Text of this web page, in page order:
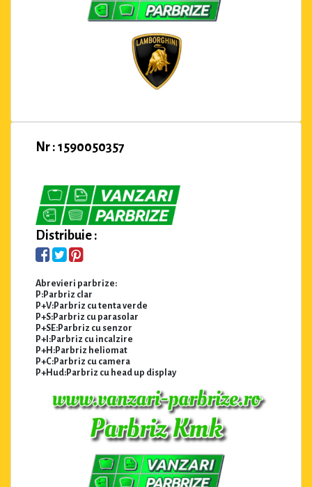
Nr : 1590050357
Distribuie :
Abrevieri parbrize:
P:Parbriz clar
P+V:Parbriz cu tenta verde
P+S:Parbriz cu parasolar
P+SE:Parbriz cu senzor
P+I:Parbriz cu incalzire
P+H:Parbriz heliomat
P+C:Parbriz cu camera
P+Hud:Parbriz cu head up display